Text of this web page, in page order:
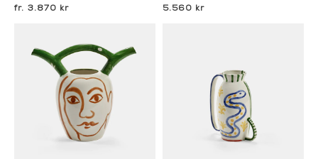
3.870 kr 5.560 kr